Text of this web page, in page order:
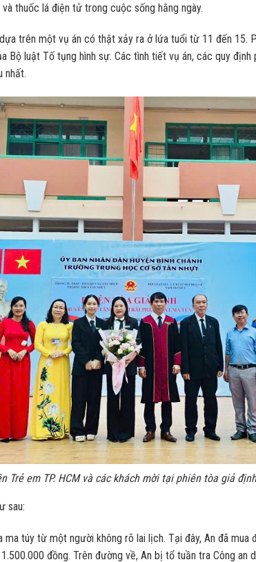
thuốc lá điện tử trong cuộc sống hằng ngày.
trên một vụ án có thật xảy ra ở lứa tuổi từ 11 đến 15.
Bộ luật Tố tụng hình sự. Các tình tiết vụ án, các quy định
nhất.
Trẻ em TP. HCM và các khách mời tại phiên tòa giả
sau:
ma túy từ một người không rõ lai lịch. Tại đây, An đã mua
đồng. Trên đường về, An bị tổ tuần tra Công an